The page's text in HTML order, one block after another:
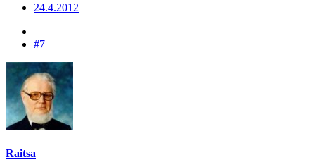
24.4.2012
#7
Raitsa